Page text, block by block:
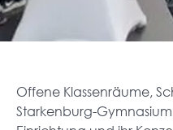
Offene Klassenräume,
Starkenburg-